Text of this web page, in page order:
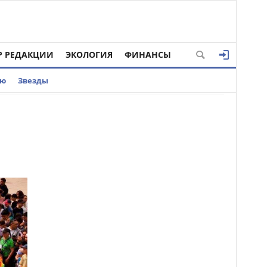
РЕДАКЦИИ ЭКОЛОГИЯ ФИНАНСЫ
Звезды